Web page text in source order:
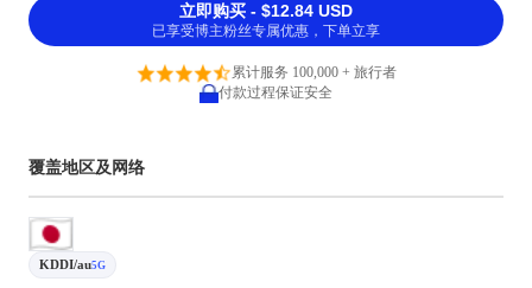
立即购买 - $12.84 USD
已享受博主粉丝专属优惠，下单立享
累计服务 100,000 + 旅行者
付款过程保证安全
覆盖地区及网络
KDDI/au5G